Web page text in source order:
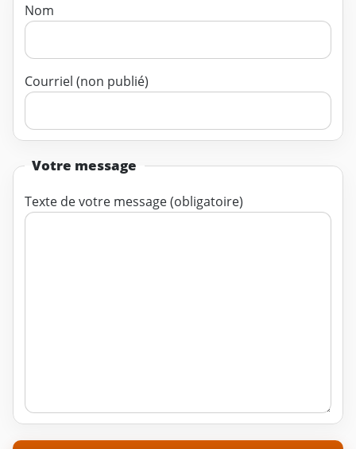
Nom
Courriel (non publié)
Votre message
Texte de votre message (obligatoire)